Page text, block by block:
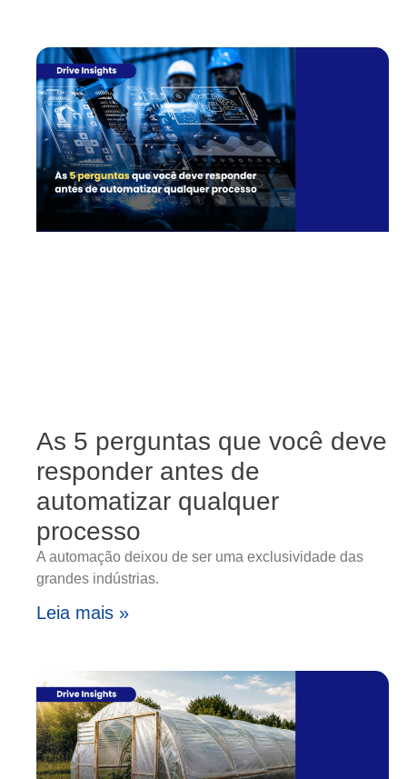
As 5 perguntas que você deve
responder antes de
automatizar qualquer
processo
A automação deixou de ser uma exclusividade das
grandes indústrias.
Leia mais »